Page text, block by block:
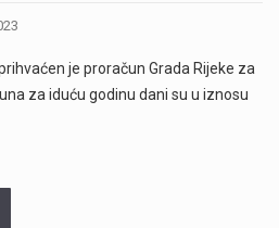
je proračun Grada Rijeke za
za iduću godinu dani su u iznosu